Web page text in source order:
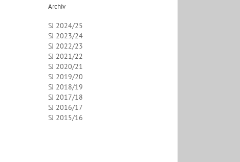
Archiv
SJ 2024/25
SJ 2023/24
SJ 2022/23
SJ 2021/22
SJ 2020/21
SJ 2019/20
SJ 2018/19
SJ 2017/18
SJ 2016/17
SJ 2015/16